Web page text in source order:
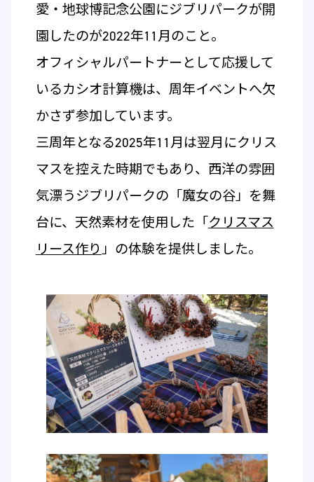
愛・地球博記念公園にジブリパークが開
園したのが2022年11月のこと。
オフィシャルパートナーとして応援して
いるカシオ計算機は、周年イベントへ欠
かさず参加しています。
三周年となる2025年11月は翌月にクリス
マスを控えた時期でもあり、西洋の雰囲
気漂うジブリパークの「魔女の谷」を舞
台に、天然素材を使用した「クリスマス
リース作り」の体験を提供しました。